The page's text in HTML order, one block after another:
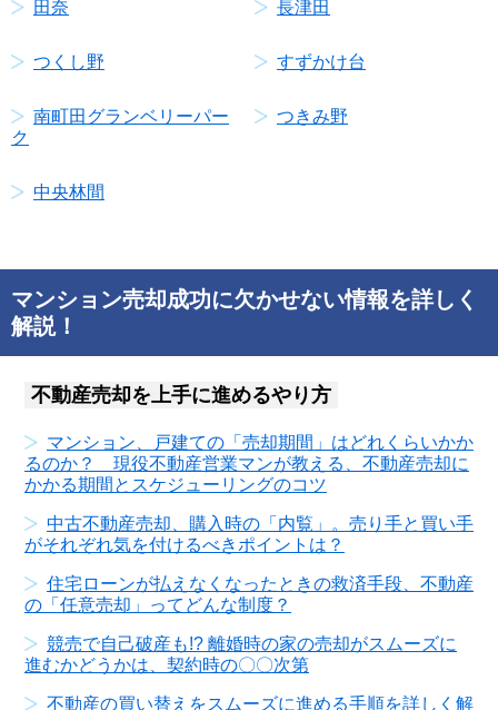
田奈 長津田
つくし野 すずかけ台
南町田グランベリーパー
ク
つきみ野
中央林間
マンション売却成功に欠かせない情報を詳しく
解説！
不動産売却を上手に進めるやり方
マンション、戸建ての「売却期間」はどれくらいかか
るのか？ 現役不動産営業マンが教える、不動産売却に
かかる期間とスケジューリングのコツ
中古不動産売却、購入時の「内覧」。売り手と買い手
がそれぞれ気を付けるべきポイントは？
住宅ローンが払えなくなったときの救済手段、不動産
の「任意売却」ってどんな制度？
競売で自己破産も!? 離婚時の家の売却がスムーズに
進むかどうかは、契約時の〇〇次第
不動産の買い替えをスムーズに進める手順を詳しく解